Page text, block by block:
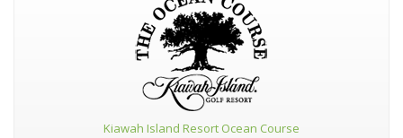
Kiawah Island Resort Ocean Course